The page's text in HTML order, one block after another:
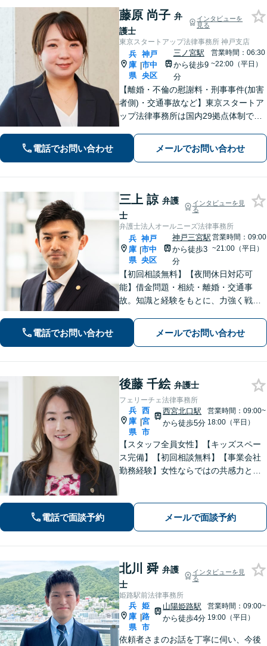
藤原 尚子 弁
護士
インタビューを
見る
東京スタートアップ法律事務所 神戸支店
兵
庫
県
|
神戸
市中
央区
三ノ宮駅
から徒歩9
分
営業時間：06:30
~22:00（平日）
【離婚・不倫の慰謝料・刑事事件(加害
者側)・交通事故など】東京スタートア
ップ法律事務所は国内29拠点体制で全
対応(法律相談は完全予約制)】各分野で
専門性の高い弁護士が寄り添い解決を
電話でお問い合わせ メールでお問い合わせ
三上 諒 弁護
士
インタビューを見
る
弁護士法人オールニーズ法律事務所
兵
庫
県
|
神戸
市中
央区
神戸三宮駅
から徒歩3
分
営業時間：09:00
~21:00（平日）
【初回相談無料】【夜間休日対応可
能】借金問題・相続・離婚・交通事
故。知識と経験をもとに、力強く戦い
剣に向き合い、わかりやすい言葉を心
掛けます。
電話でお問い合わせ メールでお問い合わせ
後藤 千絵 弁護士
フェリーチェ法律事務所
兵
庫
県
|
西
宮
市
西宮北口駅
から徒歩5分
営業時間：09:00~
18:00（平日）
【スタッフ全員女性】【キッズスペー
ス完備】【初回相談無料】【事業会社
勤務経験】女性ならではの共感力とコ
利を守ります。特に離婚や相続など家
族の事案が得意です。
電話で面談予約 メールで面談予約
北川 舜 弁護
士
インタビューを見
る
姫路駅前法律事務所
兵
庫
県
|
姫
路
市
山陽姫路駅
から徒歩4分
営業時間：09:00~
19:00（平日）
依頼者さまのお話を丁寧に伺い、今後